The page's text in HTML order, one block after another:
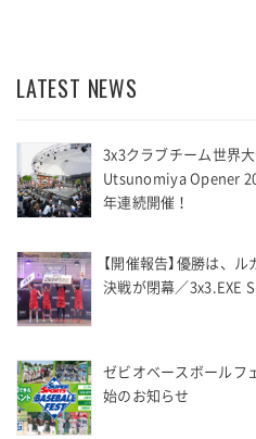
LATEST NEWS
3x3クラブチーム世界
Utsunomiya Opener
年連続開催！
【開催報告】優勝は、
決戦が閉幕／3x3.EXE
ゼビオベースボールフ
始のお知らせ